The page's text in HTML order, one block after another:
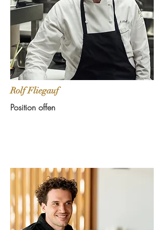
Rolf Fliegauf
Position offen